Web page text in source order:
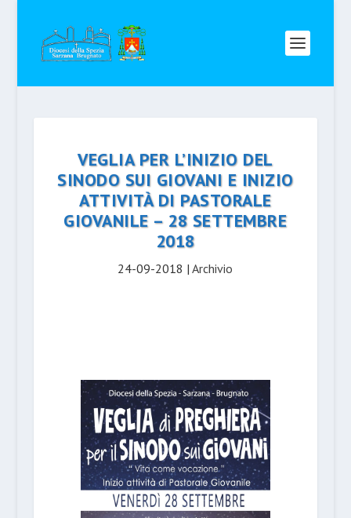
VEGLIA PER L’INIZIO DEL
SINODO SUI GIOVANI E INIZIO
ATTIVITÀ DI PASTORALE
GIOVANILE – 28 SETTEMBRE
2018
24-09-2018 |Archivio